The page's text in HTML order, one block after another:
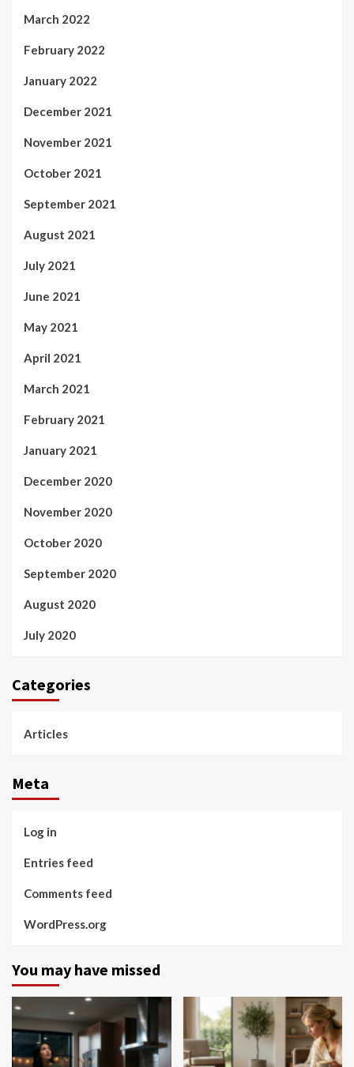
March 2022
February 2022
January 2022
December 2021
November 2021
October 2021
September 2021
August 2021
July 2021
June 2021
May 2021
April 2021
March 2021
February 2021
January 2021
December 2020
November 2020
October 2020
September 2020
August 2020
July 2020
Categories
Articles
Meta
Log in
Entries feed
Comments feed
WordPress.org
You may have missed